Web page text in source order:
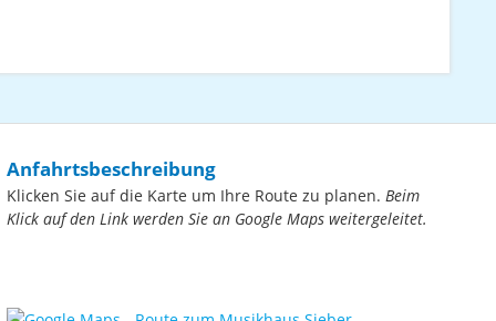
Anfahrtsbeschreibung
Klicken Sie auf die Karte um Ihre Route zu planen. Beim
Klick auf den Link werden Sie an Google Maps weitergeleitet.